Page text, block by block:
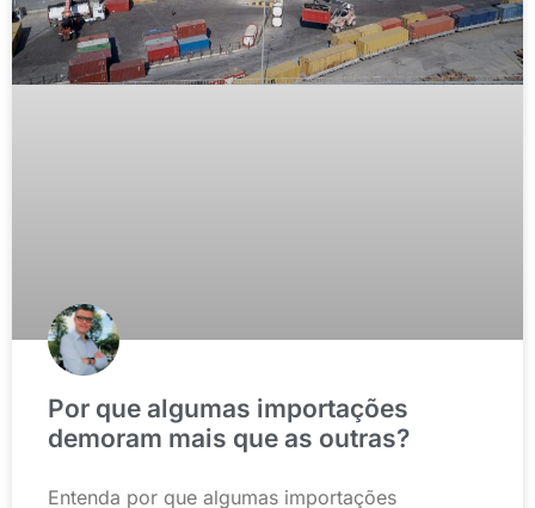
Por que algumas importações
demoram mais que as outras?
Entenda por que algumas importações